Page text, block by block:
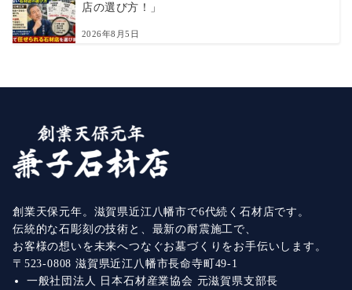
店の選び方！」
2026年8月5日
創業天保元年。滋賀県近江八幡市で6代続く石材店です。
伝統的な石彫刻の技術と、最新の耐震施工で、
お客様の想いを未来へつなぐお墓づくりをお手伝いします。
〒523-0808 滋賀県近江八幡市長命寺町49-1
一般社団法人 日本石材産業協会 元滋賀県支部長